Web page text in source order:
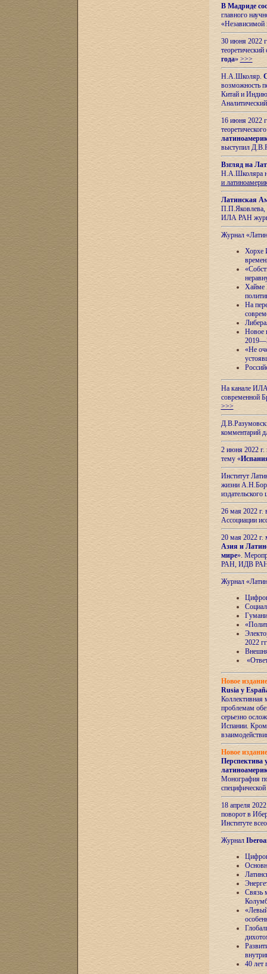
В Мадриде
главного
«Независимой
30 июня 2022
года» >>>
Н.А.Школяр.
возможность
Китай и
16 июня 2022
выступил
Взгляд на
Н.А.Школяра
и
Латинская
П.П.Яковлева,
ИЛА РАН
Журнал
Хорхе
Хайме
На
Новое
«Не
На канале ИЛА
современной
>>>
комментарий
2 июня 2022 г.
тему «
Институт
жизни
26 мая 2022
Ассоциации
20 мая 2022
Азия и
мире».
РАН, ИДВ
Журнал
2022
Новое
Rusia y
Коллективная
проблемам
серьезно
Испании.
Новое
Перспектива
Монография
18 апреля
поворот в
Институте
Журнал
Связь
40 лет